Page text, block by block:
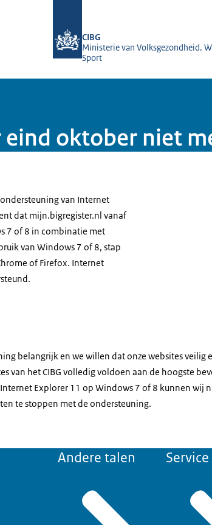
CIBG
Ministerie van Volksgezondheid,
Sport
oktober niet
van Internet
dat mijn.bigregister.nl vanaf
7 of 8 in combinatie met
van Windows 7 of 8, stap
of Firefox. Internet
belangrijk en we willen dat onze websites veilig
van het CIBG volledig voldoen aan de hoogste
Explorer 11 op Windows 7 of 8 kunnen wij
te stoppen met de ondersteuning.
Andere talen Service